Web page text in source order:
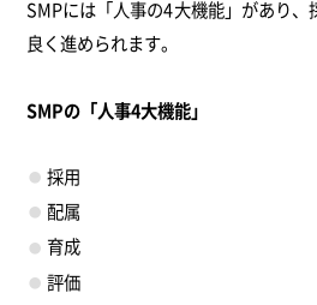
SMPには「人事の4大機能」があり
良く進められます。
SMPの「人事4大機能」
採用
配属
育成
評価